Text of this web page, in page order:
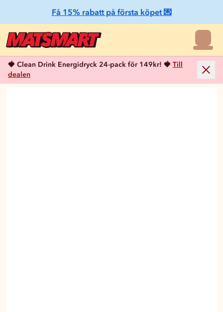
Få 15% rabatt på första köpet 💌
🍓 Clean Drink Energidryck 24-pack för 149kr! 🍓 Till
dealen